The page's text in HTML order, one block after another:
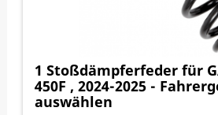
1 Stoßdämpferfeder für
450F , 2024-2025 -
auswählen